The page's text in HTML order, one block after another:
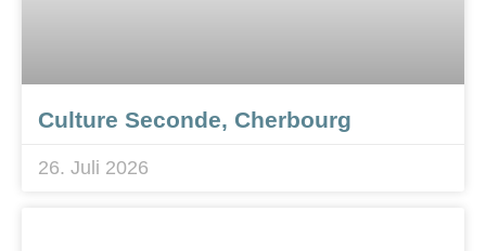
Culture Seconde, Cherbourg
26. Juli 2026